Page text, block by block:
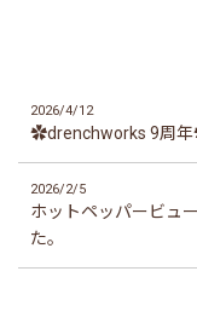
2026/4/12
✿drenchworks 9周
2026/2/5
ホットペッパービュ
た。